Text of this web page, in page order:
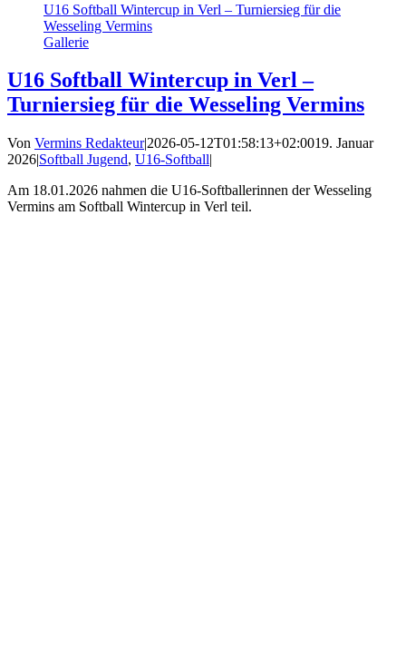
U16 Softball Wintercup in Verl – Turniersieg für die
Wesseling Vermins
Gallerie
U16 Softball Wintercup in Verl –
Turniersieg für die Wesseling Vermins
Von Vermins Redakteur|2026-05-12T01:58:13+02:0019. Januar
2026|Softball Jugend, U16-Softball|
Am 18.01.2026 nahmen die U16-Softballerinnen der Wesseling
Vermins am Softball Wintercup in Verl teil.